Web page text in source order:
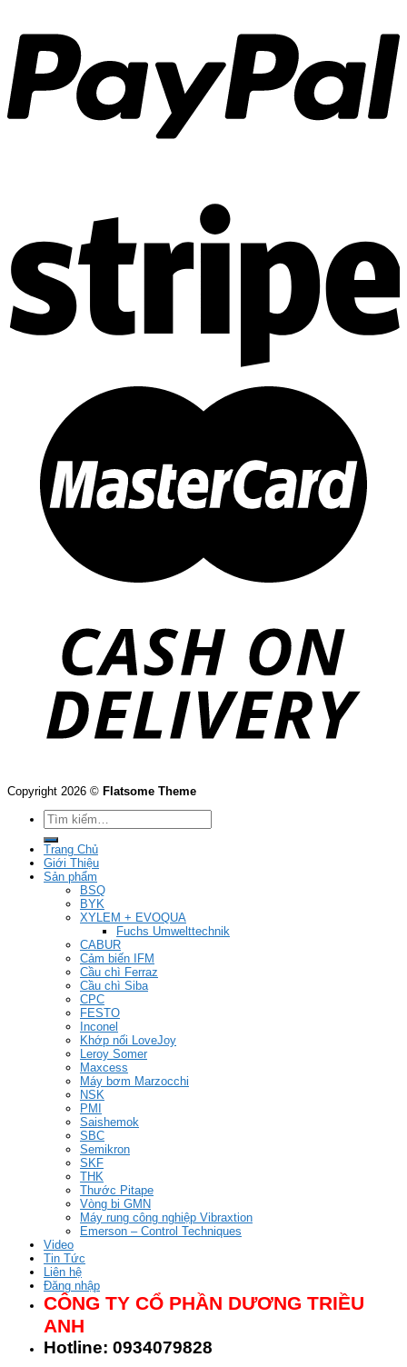
Copyright 2026 © Flatsome Theme
Tìm
kiếm:
Trang Chủ
Giới Thiệu
Sản phẩm
BSQ
BYK
XYLEM + EVOQUA
Fuchs Umwelttechnik
CABUR
Cảm biến IFM
Cầu chì Ferraz
Cầu chì Siba
CPC
FESTO
Inconel
Khớp nối LoveJoy
Leroy Somer
Maxcess
Máy bơm Marzocchi
NSK
PMI
Saishemok
SBC
Semikron
SKF
THK
Thước Pitape
Vòng bi GMN
Máy rung công nghiệp Vibraxtion
Emerson – Control Techniques
Video
Tin Tức
Liên hệ
Đăng nhập
CÔNG TY CỔ PHẦN DƯƠNG TRIỀU
ANH
Hotline: 0934079828